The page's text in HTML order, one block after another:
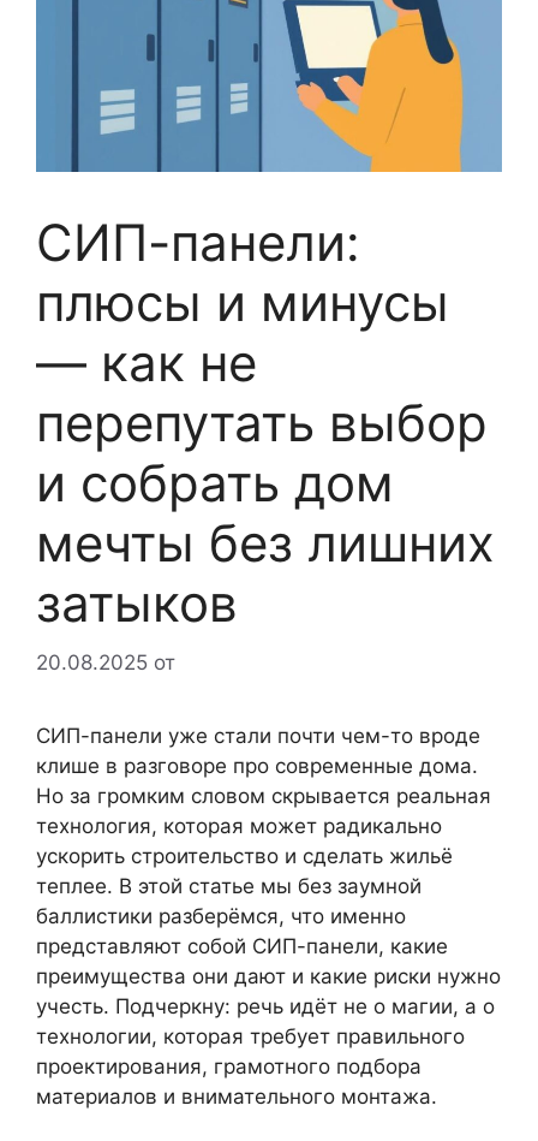
СИП-панели:
плюсы и минусы
— как не
перепутать выбор
и собрать дом
мечты без лишних
затыков
20.08.2025 от
СИП-панели уже стали почти чем-то вроде
клише в разговоре про современные дома.
Но за громким словом скрывается реальная
технология, которая может радикально
ускорить строительство и сделать жильё
теплее. В этой статье мы без заумной
баллистики разберёмся, что именно
представляют собой СИП-панели, какие
преимущества они дают и какие риски нужно
учесть. Подчеркну: речь идёт не о магии, а о
технологии, которая требует правильного
проектирования, грамотного подбора
материалов и внимательного монтажа.